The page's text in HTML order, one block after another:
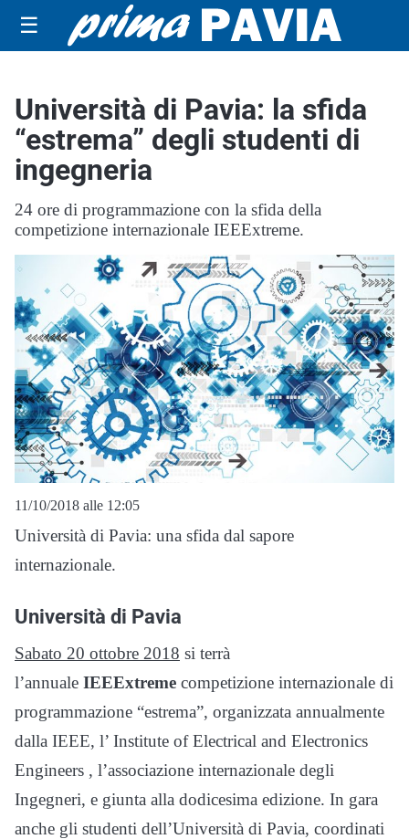
☰
Università di Pavia: la sfida
“estrema” degli studenti di
ingegneria
24 ore di programmazione con la sfida della
competizione internazionale IEEExtreme.
11/10/2018 alle 12:05
Università di Pavia: una sfida dal sapore
internazionale.
Università di Pavia
Sabato 20 ottobre 2018 si terrà
l’annuale IEEExtreme competizione internazionale di
programmazione “estrema”, organizzata annualmente
dalla IEEE, l’ Institute of Electrical and Electronics
Engineers , l’associazione internazionale degli
Ingegneri, e giunta alla dodicesima edizione. In gara
anche gli studenti dell’Università di Pavia, coordinati